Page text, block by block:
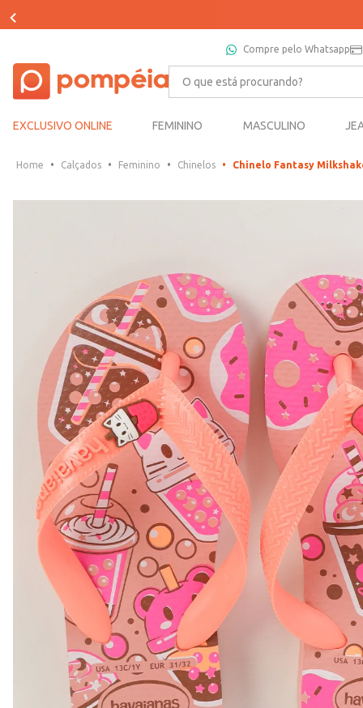
Compre pelo Whatsapp
O que está procurando?
EXCLUSIVO ONLINE FEMININO MASCULINO
Calçados Feminino Chinelos Chinelo Fantasy